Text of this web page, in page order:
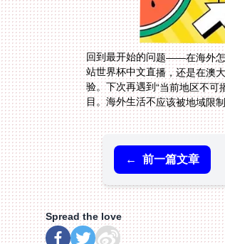
回到最开始的问题——在海外
站世界杯中文直播，还是在澳
验。下次再遇到“当前地区不可
目。海外生活不应该被地域限
← 前一篇文章
Spread the love